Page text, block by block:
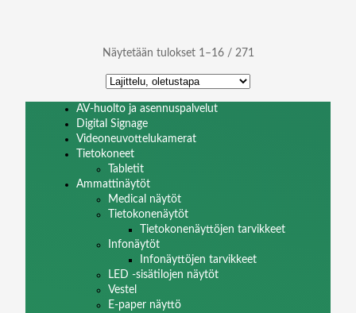
Näytetään tulokset 1–16 / 271
AV-huolto ja asennuspalvelut
Digital Signage
Videoneuvottelukamerat
Tietokoneet
Tabletit
Ammattinäytöt
Medical näytöt
Tietokonenäytöt
Tietokonenäyttöjen tarvikkeet
Infonäytöt
Infonäyttöjen tarvikkeet
LED -sisätilojen näytöt
Vestel
E-paper näyttö